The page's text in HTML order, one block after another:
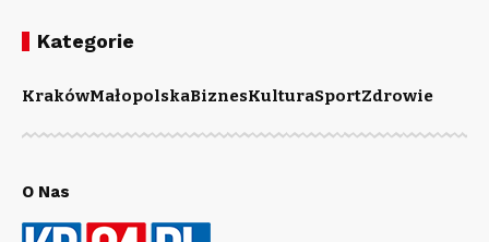
Kategorie
KrakówMałopolskaBiznesKulturaSportZdrowie
O Nas